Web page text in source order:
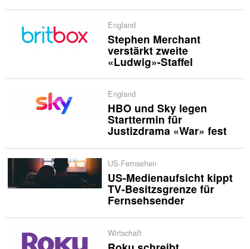
England
Stephen Merchant
verstärkt zweite
«Ludwig»-Staffel
England
HBO und Sky legen
Starttermin für
Justizdrama «War» fest
US-Fernsehen
US-Medienaufsicht kippt
TV-Besitzsgrenze für
Fernsehsender
Wirtschaft